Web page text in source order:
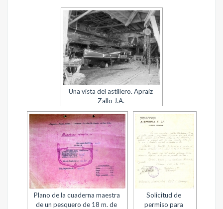
Una vista del astillero. Apraiz
Zallo J.A.
Plano de la cuaderna maestra
de un pesquero de 18 m. de
Solicitud de
permiso para